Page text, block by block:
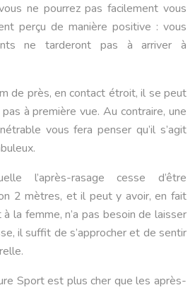
ne pourrez pas facilement vous
perçu de manière positive : vous
ne tarderont pas à arriver à
de près, en contact étroit, il se peut
à première vue. Au contraire, une
vous fera penser qu’il s’agit
l’après-rasage cesse d’être
2 mètres, et il peut y avoir, en fait
à la femme, n’a pas besoin de laisser
il suffit de s’approcher et de sentir
Sport est plus cher que les après-